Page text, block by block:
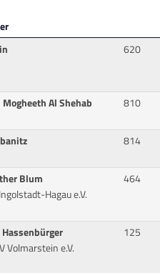
620
Al Shehab
810
814
Blum
Hagau e.V.
464
Volmarstein e.V.
125